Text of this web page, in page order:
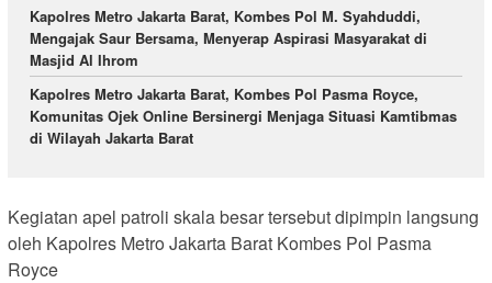
Kapolres Metro Jakarta Barat, Kombes Pol M. Syahduddi,
Mengajak Saur Bersama, Menyerap Aspirasi Masyarakat di
Masjid Al Ihrom
Kapolres Metro Jakarta Barat, Kombes Pol Pasma Royce,
Komunitas Ojek Online Bersinergi Menjaga Situasi Kamtibmas
di Wilayah Jakarta Barat
Kegiatan apel patroli skala besar tersebut dipimpin langsung
oleh Kapolres Metro Jakarta Barat Kombes Pol Pasma
Royce